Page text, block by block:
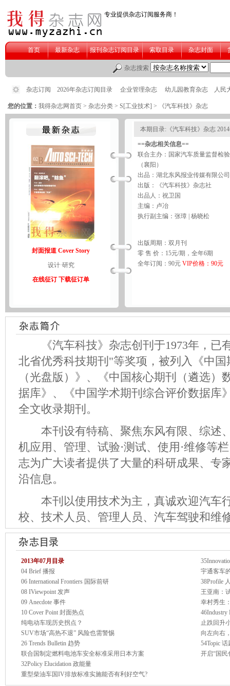
您的位置： 我得杂志网首页 > 杂志分类 > S[工业技术] > 《汽车科技》杂志
封面报道 Cover Story
设计·研究
在线征订 下载征订单
本期目录:《汽车科技》杂志
==杂志相关信息==
联合主办：国家汽车质量监督检
（襄阳）
出品：湖北东风报业传媒有限公司
出版：《汽车科技》杂志社
出品人：祝卫国
主编：卢冶
执行副主编：张璋 | 杨晓松
出版周期：双月刊
零 售 价：15元/期，全年6期
全年订阅：90元 VIP价格：90元
《汽车科技》杂志创刊于1973年，已
北省优秀科技期刊"等奖项，被列入《中
（光盘版）》、《中国核心期刊（遴选
据库》、《中国学术期刊综合评价数据库
全文收录期刊。
本刊设有特稿、聚焦东风有限、综述、
机应用、管理、试验·测试、使用·维修等
志为广大读者提供了大量的科研成果、专
沿信息。
本刊以使用技术为主，真诚欢迎汽车
校、技术人员、管理人员、汽车驾驶和维
2013年07月目录
04 Brief 播报
06 International Frontiers 国际前研
08 IViewpoint 发声
09 Anecdote 事件
10 Cover Point 封面热点
纯电动车现历史拐点？
SUV市场“高热不退” 风险也需警惕
26 Trends Bulletin 趋势
联合国制定燃料电池车安全标准采用日本方案
32Policy Elucidation 政能量
重型柴油车国IV排放标准实施能否有利好空气?
宇通客车
38Profile
王亚南：
幸村秀生
46Industry
止跌回升
向左向右
54Topic 话
开启“国民